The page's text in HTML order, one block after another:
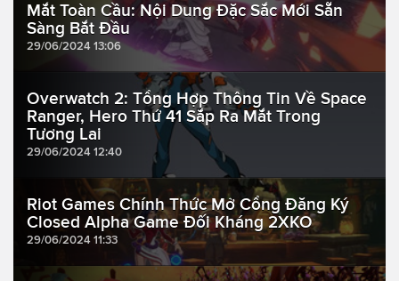
Mắt Toàn Cầu: Nội Dung Đặc Sắc Mới Sẵn
Sàng Bắt Đầu
29/06/2024 13:06
Overwatch 2: Tổng Hợp Thông Tin Về Space
Ranger, Hero Thứ 41 Sắp Ra Mắt Trong
Tương Lai
29/06/2024 12:40
Riot Games Chính Thức Mở Cổng Đăng Ký
Closed Alpha Game Đối Kháng 2XKO
29/06/2024 11:33